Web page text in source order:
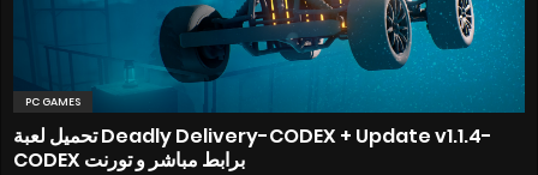
PC GAMES
تحميل لعبة Deadly Delivery-CODEX + Update v1.1.4-
CODEX برابط مباشر و تورنت